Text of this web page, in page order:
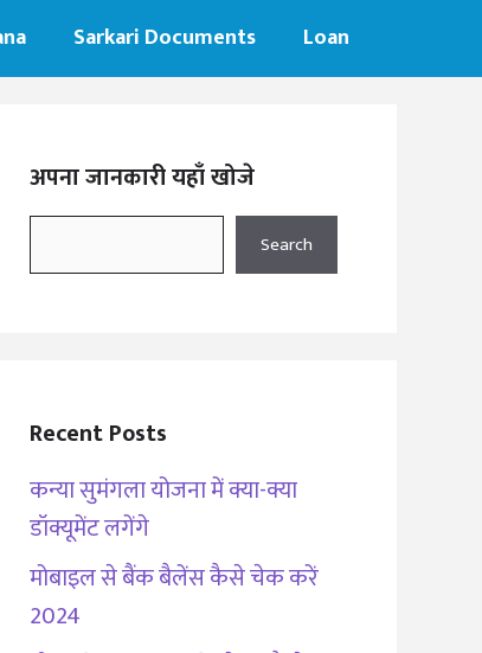
Sarkari Documents Loan
अपना जानकारी यहाँ खोजे
Search
Recent Posts
कन्या सुमंगला योजना में क्या-क्या
डॉक्यूमेंट लगेंगे
मोबाइल से बैंक बैलेंस कैसे चेक करें
2024